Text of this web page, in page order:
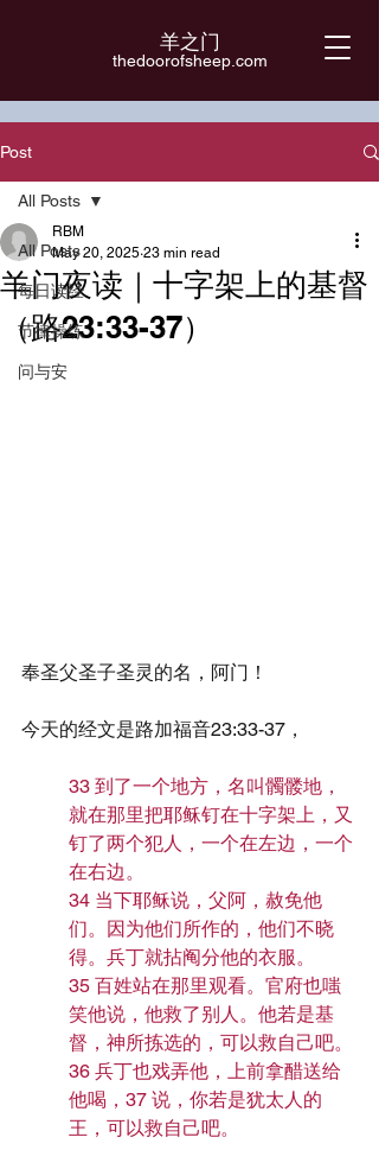
羊之门
​thedoorofsheep.com
Post
All Posts
每日读经
节律操练
问与安
All Posts
羊门夜读｜十字架上的基督
（路23:33-37）
RBM
May 20, 2025 23 min read
奉圣父圣子圣灵的名，阿门！
今天的经文是路加福音23:33-37，
33 到了一个地方，名叫髑髅地，
就在那里把耶稣钉在十字架上，又
钉了两个犯人，一个在左边，一个
在右边。
34 当下耶稣说，父阿，赦免他
们。因为他们所作的，他们不晓
得。兵丁就拈阄分他的衣服。
35 百姓站在那里观看。官府也嗤
笑他说，他救了别人。他若是基
督，神所拣选的，可以救自己吧。
36 兵丁也戏弄他，上前拿醋送给
他喝，37 说，你若是犹太人的
王，可以救自己吧。